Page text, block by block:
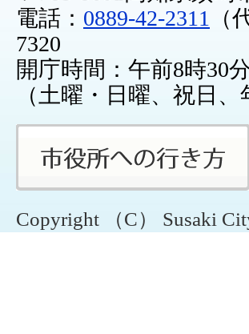
電話： 0889-42-2311
（
7320
開庁時間：午前8時30
（土曜・日曜、祝日
Copyright （C） Susaki